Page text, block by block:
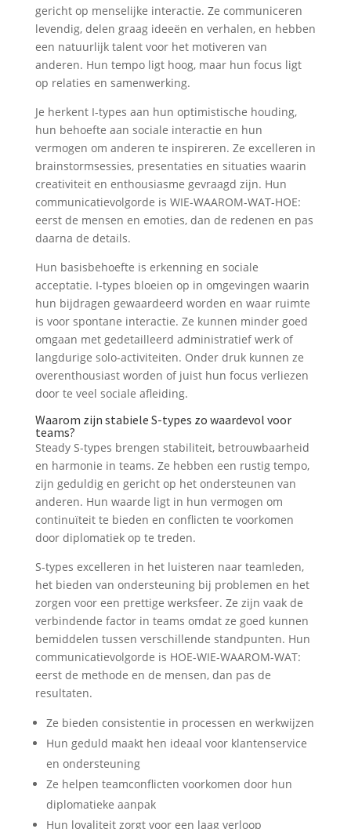
gericht op menselijke interactie. Ze communiceren
levendig, delen graag ideeën en verhalen, en hebben
een natuurlijk talent voor het motiveren van
anderen. Hun tempo ligt hoog, maar hun focus ligt
op relaties en samenwerking.
Je herkent I-types aan hun optimistische houding,
hun behoefte aan sociale interactie en hun
vermogen om anderen te inspireren. Ze excelleren in
brainstormsessies, presentaties en situaties waarin
creativiteit en enthousiasme gevraagd zijn. Hun
communicatievolgorde is WIE-WAAROM-WAT-HOE:
eerst de mensen en emoties, dan de redenen en pas
daarna de details.
Hun basisbehoefte is erkenning en sociale
acceptatie. I-types bloeien op in omgevingen waarin
hun bijdragen gewaardeerd worden en waar ruimte
is voor spontane interactie. Ze kunnen minder goed
omgaan met gedetailleerd administratief werk of
langdurige solo-activiteiten. Onder druk kunnen ze
overenthousiast worden of juist hun focus verliezen
door te veel sociale afleiding.
Waarom zijn stabiele S-types zo waardevol voor
teams?
Steady S-types brengen stabiliteit, betrouwbaarheid
en harmonie in teams. Ze hebben een rustig tempo,
zijn geduldig en gericht op het ondersteunen van
anderen. Hun waarde ligt in hun vermogen om
continuïteit te bieden en conflicten te voorkomen
door diplomatiek op te treden.
S-types excelleren in het luisteren naar teamleden,
het bieden van ondersteuning bij problemen en het
zorgen voor een prettige werksfeer. Ze zijn vaak de
verbindende factor in teams omdat ze goed kunnen
bemiddelen tussen verschillende standpunten. Hun
communicatievolgorde is HOE-WIE-WAAROM-WAT:
eerst de methode en de mensen, dan pas de
resultaten.
Ze bieden consistentie in processen en werkwijzen
Hun geduld maakt hen ideaal voor klantenservice
en ondersteuning
Ze helpen teamconflicten voorkomen door hun
diplomatieke aanpak
Hun loyaliteit zorgt voor een laag verloop